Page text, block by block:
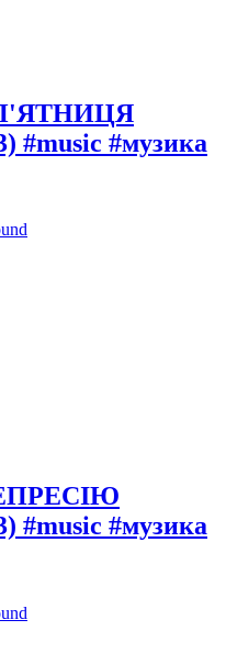
П'ЯТНИЦЯ
#music #музика
#music #музика